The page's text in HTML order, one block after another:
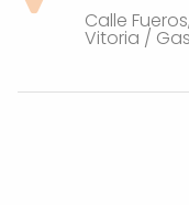
Calle
Vitoria /